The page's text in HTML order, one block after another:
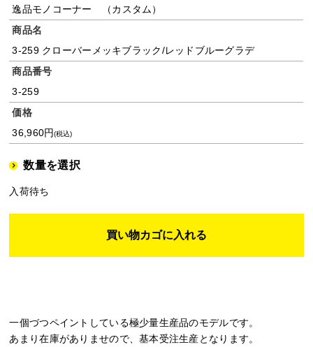
逸品モノコーナー （カスタム）
商品名
3-259 クローバーメッキブラック/レッドブルーグラデ
商品番号
3-259
価格
36,960円(税込)
数量を選択
入荷待ち
一個づつペイントしている極少量生産品のモデルです。
あまり在庫がありませので、基本受注生産となります。